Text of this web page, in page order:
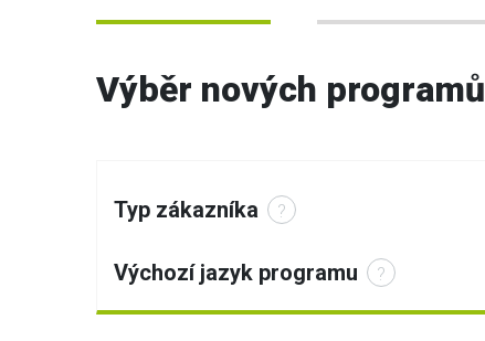
Výběr nových programů
Typ zákazníka ?
Výchozí jazyk programu ?